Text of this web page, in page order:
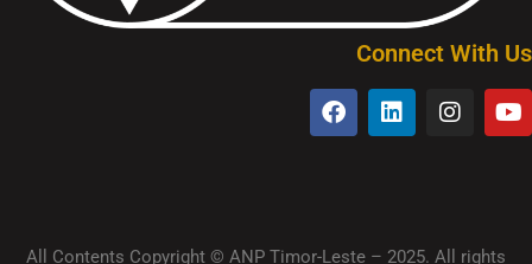
Connect With Us
All Contents Copyright © ANP Timor-Leste – 2025. All rights